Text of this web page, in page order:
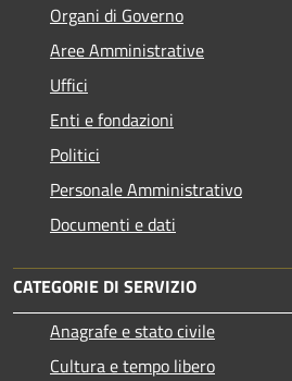
Organi di Governo
Aree Amministrative
Uffici
Enti e fondazioni
Politici
Personale Amministrativo
Documenti e dati
CATEGORIE DI SERVIZIO
Anagrafe e stato civile
Cultura e tempo libero